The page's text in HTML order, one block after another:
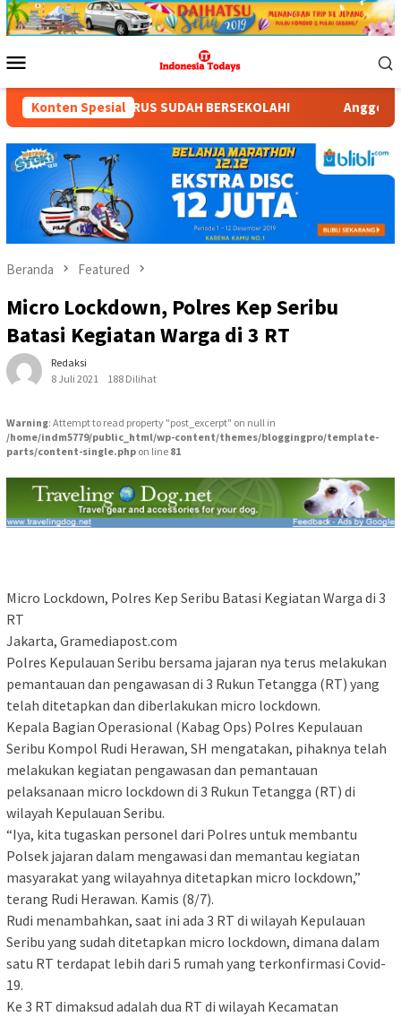
Loncat
ke
Mobile
Konten Spesial
SUDAH BERSEKOLAH! Anggota Komisi X DPR RI Dr.
Beranda Featured
Micro Lockdown, Polres Kep Seribu
Batasi Kegiatan Warga di 3 RT
Redaksi
8 Juli 2021
188 Dilihat
Warning: Attempt to read property "post_excerpt" on null in
/home/indm5779/public_html/wp-content/themes/bloggingpro/template-
parts/content-single.php on line 81
Micro Lockdown, Polres Kep Seribu Batasi Kegiatan Warga di 3
RT
Jakarta, Gramediapost.com
Polres Kepulauan Seribu bersama jajaran nya terus melakukan
pemantauan dan pengawasan di 3 Rukun Tetangga (RT) yang
telah ditetapkan dan diberlakukan micro lockdown.
Kepala Bagian Operasional (Kabag Ops) Polres Kepulauan
Seribu Kompol Rudi Herawan, SH mengatakan, pihaknya telah
melakukan kegiatan pengawasan dan pemantauan
pelaksanaan micro lockdown di 3 Rukun Tetangga (RT) di
wilayah Kepulauan Seribu.
“Iya, kita tugaskan personel dari Polres untuk membantu
Polsek jajaran dalam mengawasi dan memantau kegiatan
masyarakat yang wilayahnya ditetapkan micro lockdown,”
terang Rudi Herawan. Kamis (8/7).
Rudi menambahkan, saat ini ada 3 RT di wilayah Kepulauan
Seribu yang sudah ditetapkan micro lockdown, dimana dalam
satu RT terdapat lebih dari 5 rumah yang terkonfirmasi Covid-
19.
Ke 3 RT dimaksud adalah dua RT di wilayah Kecamatan